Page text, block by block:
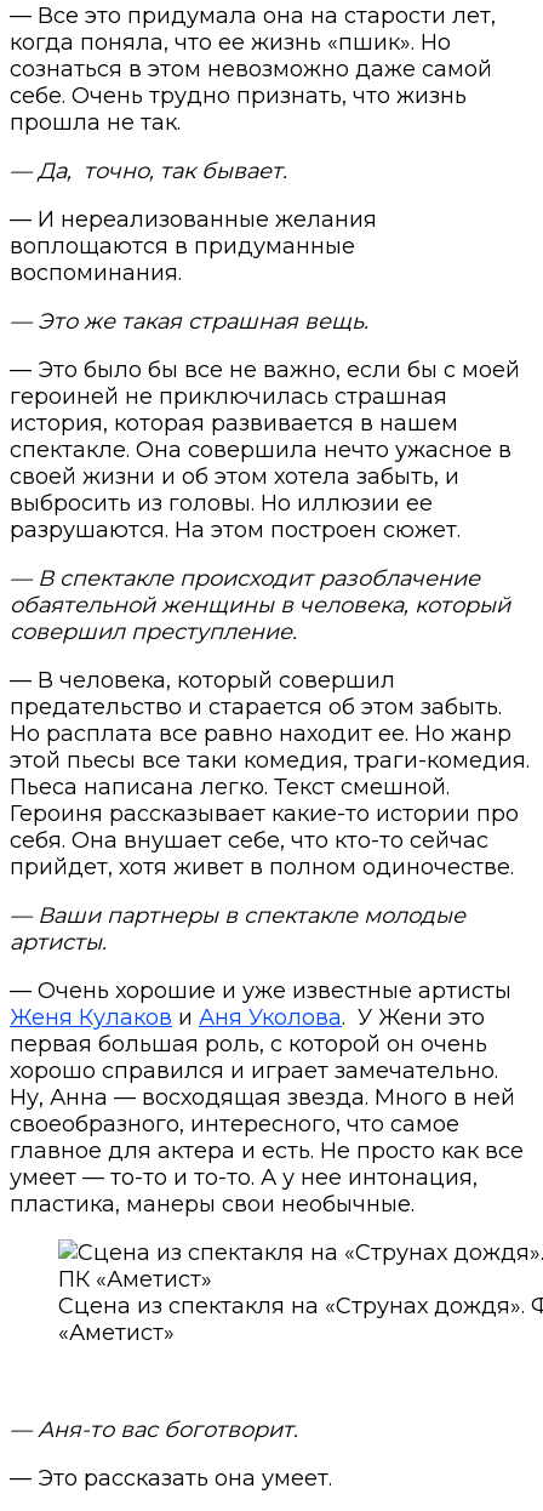
— Все это придумала она на старости лет,
когда поняла, что ее жизнь «пшик». Но
сознаться в этом невозможно даже самой
себе. Очень трудно признать, что жизнь
прошла не так.
— Да, точно, так бывает.
— И нереализованные желания
воплощаются в придуманные
воспоминания.
— Это же такая страшная вещь.
— Это было бы все не важно, если бы с моей
героиней не приключилась страшная
история, которая развивается в нашем
спектакле. Она совершила нечто ужасное в
своей жизни и об этом хотела забыть, и
выбросить из головы. Но иллюзии ее
разрушаются. На этом построен сюжет.
— В спектакле происходит разоблачение
обаятельной женщины в человека, который
совершил преступление.
— В человека, который совершил
предательство и старается об этом забыть.
Но расплата все равно находит ее. Но жанр
этой пьесы все таки комедия, траги-комедия.
Пьеса написана легко. Текст смешной.
Героиня рассказывает какие-то истории про
себя. Она внушает себе, что кто-то сейчас
прийдет, хотя живет в полном одиночестве.
— Ваши партнеры в спектакле молодые
артисты.
— Очень хорошие и уже известные артисты
Женя Кулаков и Аня Уколова. У Жени это
первая большая роль, с которой он очень
хорошо справился и играет замечательно.
Ну, Анна — восходящая звезда. Много в ней
своеобразного, интересного, что самое
главное для актера и есть. Не просто как все
умеет — то-то и то-то. А у нее интонация,
пластика, манеры свои необычные.
Сцена из спектакля на «Струнах
«Аметист»
— Аня-то вас боготворит.
— Это рассказать она умеет.